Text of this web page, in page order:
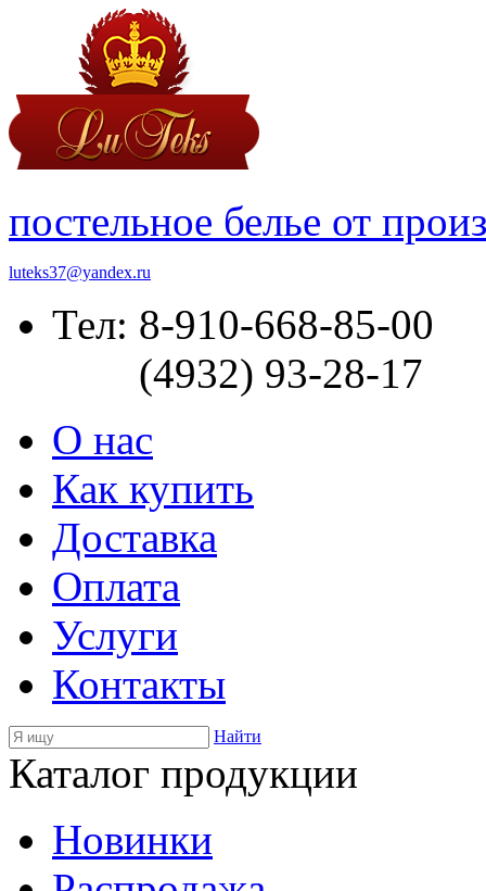
постельное белье от
luteks37@yandex.ru
Тел: 8-910-668-85-00
(4932) 93-28-17
О нас
Как купить
Доставка
Оплата
Услуги
Контакты
Найти
Каталог продукции
Новинки